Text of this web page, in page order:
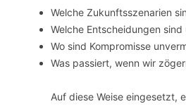
Welche Zukunftsszenarien
Welche Entscheidungen
Wo sind Kompromisse
Was passiert, wenn wir
Auf diese Weise eingesetzt,